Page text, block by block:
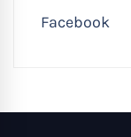
Facebook